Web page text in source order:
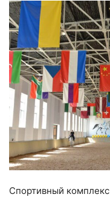
Спортивный комплекс